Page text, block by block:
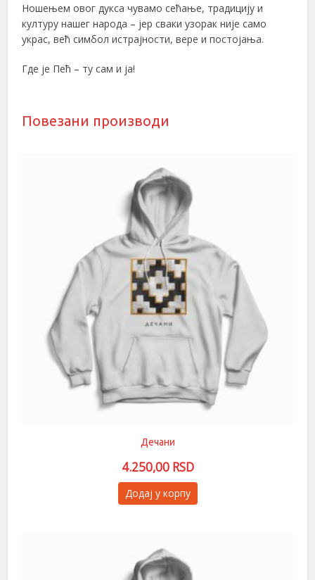
Ношењем овог дукса чувамо сећање, традицију и
културу нашег народа – јер сваки узорак није само
украс, већ симбол истрајности, вере и постојања.
Где је Пећ – ту сам и ја!
Повезани производи
Дечани
4.250,00 RSD
Додај у корпу
Овај